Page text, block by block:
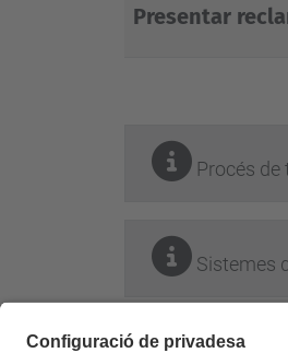
Presentar
Procés
Sistemes